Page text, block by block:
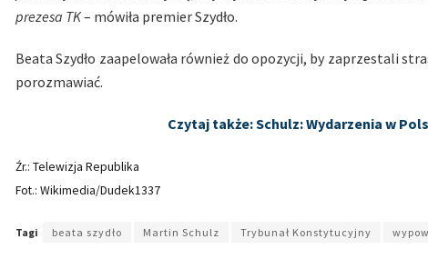
prezesa TK– mówiła premier Szydło.
Beata Szydło zaapelowała również do opozycji, by zaprzestali
porozmawiać.
Czytaj także: Schulz: Wydarzenia w
Źr.: Telewizja Republika
Fot.: Wikimedia/Dudek1337
Tagi beata szydło Martin Schulz Trybunał Konstytucyjny